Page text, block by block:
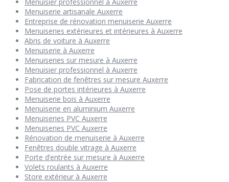
Menuiserie artisanale Auxerre
Entreprise de rénovation menuiserie Auxerre
Menuiseries extérieures et intérieures à Auxerre
Abris de voiture à Auxerre
Menuiserie à Auxerre
Menuiseries sur mesure à Auxerre
Menuisier professionnel à Auxerre
Fabrication de fenêtres sur mesure Auxerre
Pose de portes intérieures à Auxerre
Menuiserie bois à Auxerre
Menuiserie en aluminium Auxerre
Menuiseries PVC Auxerre
Menuiseries PVC Auxerre
Rénovation de menuiserie à Auxerre
Fenêtres double vitrage à Auxerre
Porte d’entrée sur mesure à Auxerre
Volets roulants à Auxerre
Store extérieur à Auxerre